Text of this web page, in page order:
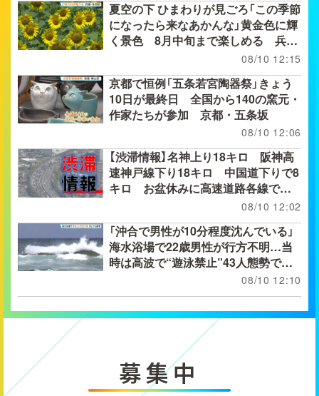
夏空の下 ひまわりが見ごろ「この季節
になったら来なあかんな」黄金色に輝
く景色 8月中旬まで楽しめる 兵
08/10 12:15
京都で恒例「五条若宮陶器祭」きょう
10日が最終日 全国から140の窯元・
作家たちが参加 京都・五条坂
08/10 12:06
【渋滞情報】名神上り18キロ 阪神高
速神戸線下り18キロ 中国道下りで8
キロ お盆休みに高速道路各線で渋
滞が発生【午前11時20分の情報】08/10 12:02
「沖合で男性が10分程度沈んでいる」
海水浴場で22歳男性が行方不明…当
時は高波で“遊泳禁止”43人態勢で捜
08/10 12:10
募集中